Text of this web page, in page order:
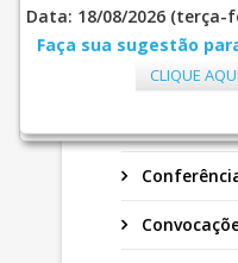
CMDPI
Data: 18/08/2026 (terça-
Faça sua sugestão
CLIQUE